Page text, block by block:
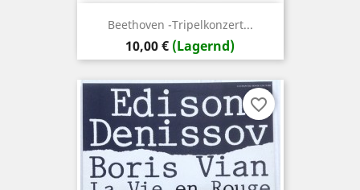
Beethoven -Tripelkonzert...
Preis
10,00 € (Lagernd)
favorite_border